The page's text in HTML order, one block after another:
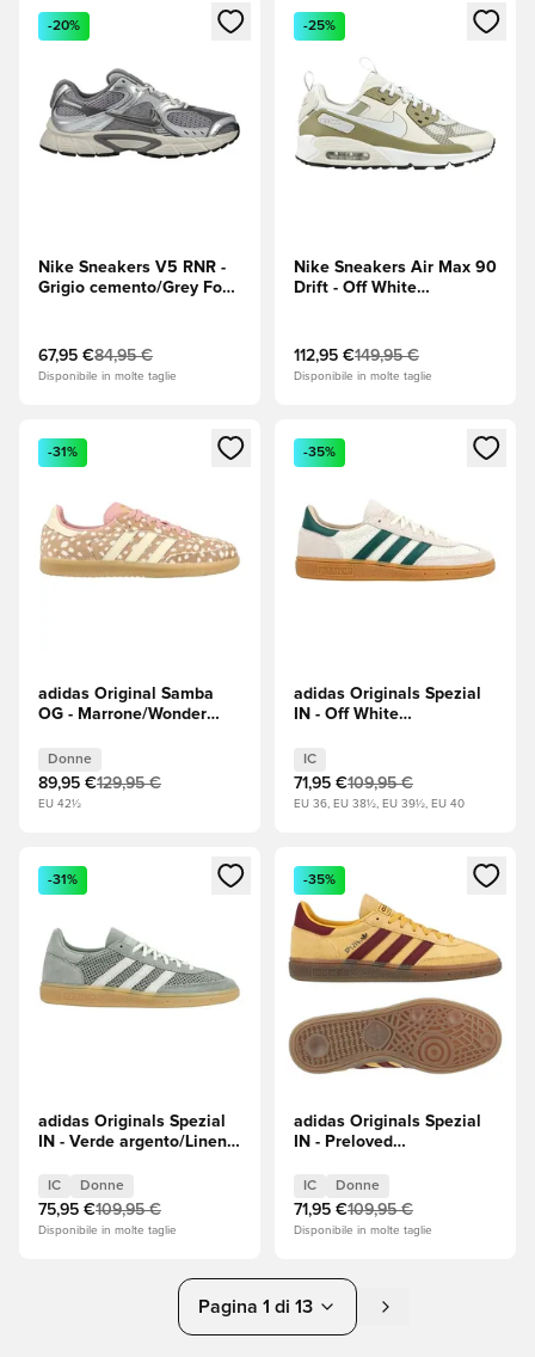
Apre una finestra modale per accedere o registrarsi come
-20%
Nike Sneakers V5 RNR -
Grigio cemento/Grey Fog
67,95 €84,95 €
Disponibile in molte taglie
Apre una finestra modale
-25%
Nike Sneakers Air Max 90
Drift - Off White
112,95 €149,95 €
Disponibile in molte taglie
Apre una finestra modale per accedere o registrarsi come
-31%
adidas Original Samba
OG - Marrone/Wonder
Donne
89,95 €129,95 €
EU 42½
Apre una finestra modale
-35%
adidas Originals Spezial
IN - Off White
(Verde)
IC
71,95 €109,95 €
EU 36, EU 38½, EU 39½, EU 40
Apre una finestra modale per accedere o registrarsi come
-31%
adidas Originals Spezial
IN - Verde argento/Linen
IC Donne
75,95 €109,95 €
Disponibile in molte taglie
Apre una finestra modale
-35%
adidas Originals Spezial
IN - Preloved
metallizzato Donna
IC Donne
71,95 €109,95 €
Disponibile in molte taglie
Pagina 1 di 13